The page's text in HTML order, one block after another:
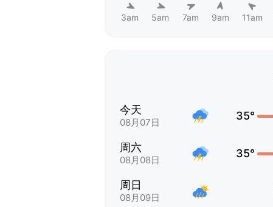
3am 5am 7am 9am 11am
今天
08月07日
35°
周六
08月08日
35°
周日
08月09日